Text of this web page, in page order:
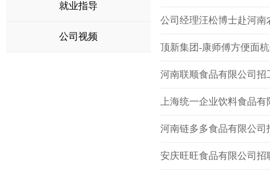
就业指导
公司视频
公司经理汪松博士赴河
顶新集团-康师傅方便面
河南联顺食品有限公司招
上海统一企业饮料食品有
河南链多多食品有限公司
安庆旺旺食品有限公司招